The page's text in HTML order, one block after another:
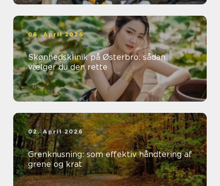
06. April 2026
Skønhedsklinik på Østerbro: sådan
vælger du den rette
02. April 2026
Grenknusning: som effektiv håndtering af
grene og krat